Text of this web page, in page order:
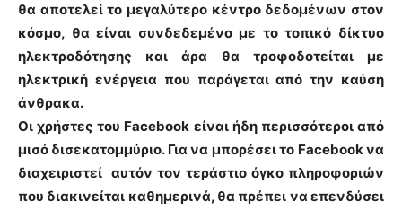
θα αποτελεί το μεγαλύτερο κέντρο δεδομένων στον
κόσμο, θα είναι συνδεδεμένο με το τοπικό δίκτυο
ηλεκτροδότησης και άρα θα τροφοδοτείται με
ηλεκτρική ενέργεια που παράγεται από την καύση
άνθρακα.
Οι χρήστες του Facebook είναι ήδη περισσότεροι από
μισό δισεκατομμύριο. Για να μπορέσει το Facebook να
διαχειριστεί αυτόν τον τεράστιο όγκο πληροφοριών
που διακινείται καθημερινά, θα πρέπει να επενδύσει